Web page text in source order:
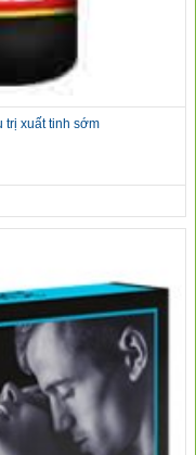
trị xuất tinh sớm